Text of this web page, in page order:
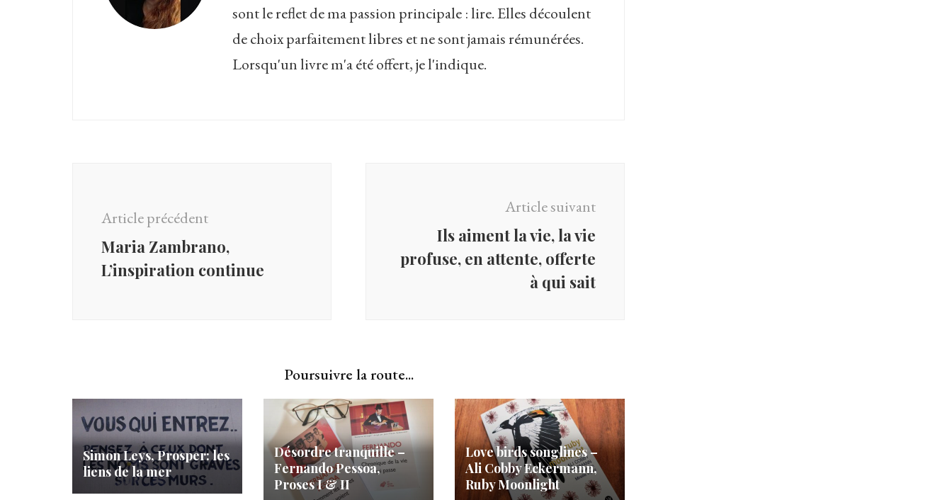
sont le reflet de ma passion principale : lire. Elles découlent
de choix parfaitement libres et ne sont jamais rémunérées.
Lorsqu'un livre m'a été offert, je l'indique.
Article précédent
Maria Zambrano,
L’inspiration continue
Article suivant
Ils aiment la vie, la vie
profuse, en attente, offerte
à qui sait
Poursuivre la route...
Simon Leys, Prosper: les
liens de la mer
Désordre tranquille –
Fernando Pessoa,
Proses I & II
Love birds songlines –
Ali Cobby Eckermann,
Ruby Moonlight